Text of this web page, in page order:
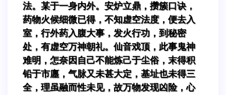
法。某于一身内外。安炉立鼎，攒簇口诀，
药物火候细微已得，不知虚空法度，便去入
室，行外药入腹大事，发火行功，到秘密
处，有虚空万神朝礼。仙音戏顶，此事鬼神
难明，怎奈因自己不能炼己于尘俗，末得积
铅于市廛，气脉又未甚大定，基址也未得三
全，理虽融而性未见，故万物发现凶险，心